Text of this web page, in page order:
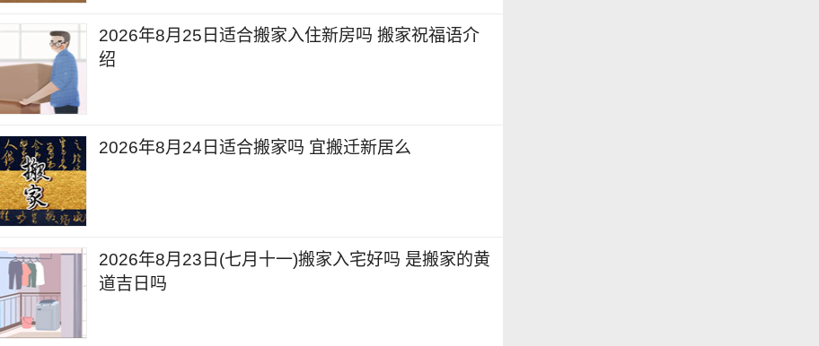
2026年8月25日适合搬家入住新房吗 搬家祝福语介
绍
2026年8月24日适合搬家吗 宜搬迁新居么
2026年8月23日(七月十一)搬家入宅好吗 是搬家的黄
道吉日吗